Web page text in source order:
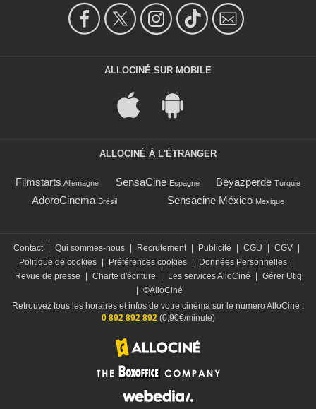
ALLOCINÉ SUR MOBILE
ALLOCINÉ À L'ÉTRANGER
Filmstarts Allemagne SensaCine Espagne Beyazperde Turquie
AdoroCinema Brésil Sensacine México Mexique
Contact Qui sommes-nous Recrutement Publicité CGU CGV
Politique de cookies
Préférences cookies Données Personnelles
Revue de presse
Charte d'écriture Les services AlloCiné
Gérer Utiq
©AlloCiné
Retrouvez tous les horaires et infos de votre cinéma sur le numéro AlloCiné :
0 892 892 892(0,90€/minute)